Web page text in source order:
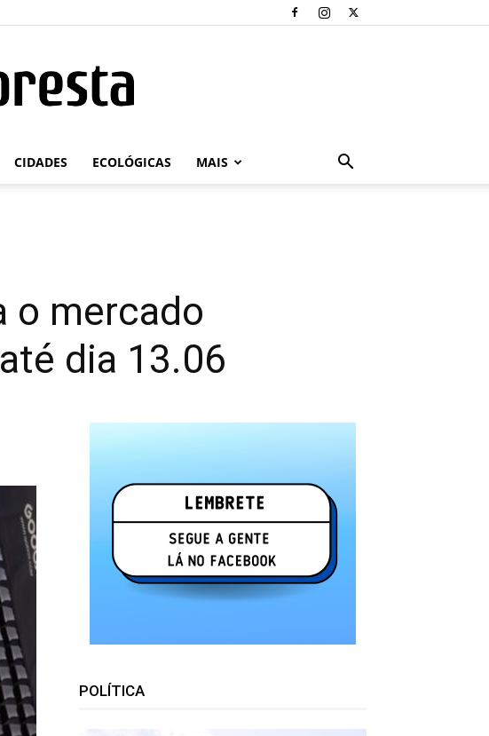
CIDADES ECOLÓGICAS MAIS
o mercado
dia 13.06
POLÍTICA